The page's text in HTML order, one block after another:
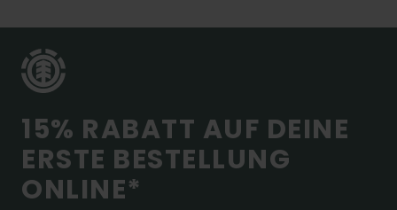
15% RABATT AUF DEINE
ERSTE BESTELLUNG
ONLINE*